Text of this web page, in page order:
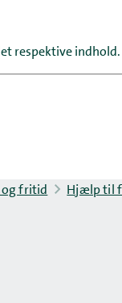
respektive indhold.
og fritid Hjælp til